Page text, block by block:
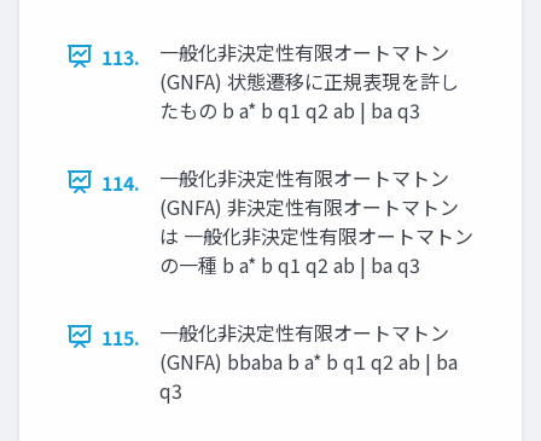
113.
一般化非決定性有限オートマトン
(GNFA) 状態遷移に正規表現を許し
たもの b a* b q1 q2 ab | ba q3
114.
一般化非決定性有限オートマトン
(GNFA) 非決定性有限オートマトン
は 一般化非決定性有限オートマトン
の一種 b a* b q1 q2 ab | ba q3
115.
一般化非決定性有限オートマトン
(GNFA) bbaba b a* b q1 q2 ab | ba
q3